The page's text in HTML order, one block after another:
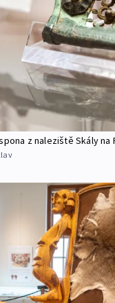
z naleziště Skály na